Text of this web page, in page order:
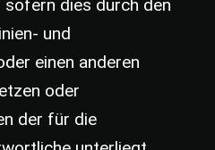
dies durch den
und
einen anderen
oder
der für die